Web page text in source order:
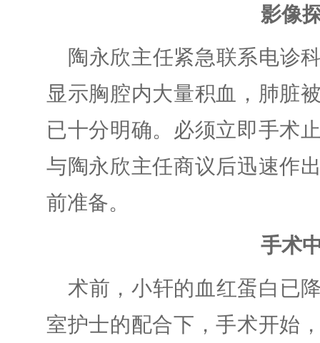
影像
陶永欣主任紧急联系电诊
显示胸腔内大量积血，肺脏
已十分明确。必须立即手术
与陶永欣主任商议后迅速作
前准备。
手术
术前，小轩的血红蛋白已
室护士的配合下，手术开始